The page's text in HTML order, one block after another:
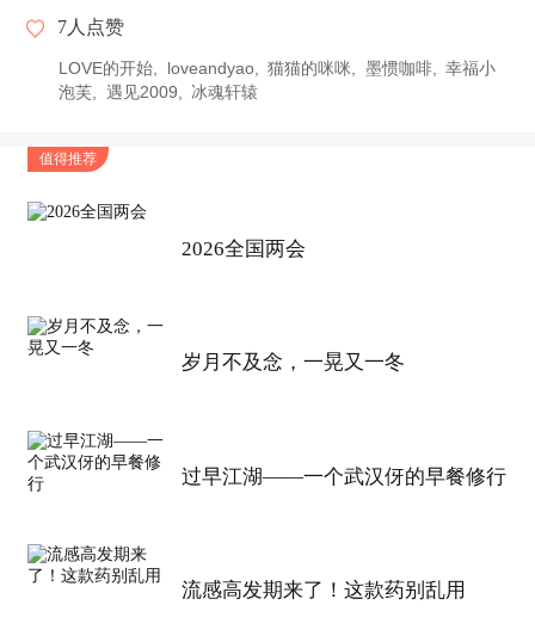
7人点赞
LOVE的开始 loveandyao 猫猫的咪咪 墨惯咖啡
幸福小
泡芙
遇见2009 冰魂轩辕
值得推荐
2026全国两会
岁月不及念，一晃又一冬
过早江湖——一个武汉伢的早餐修行
流感高发期来了！这款药别乱用